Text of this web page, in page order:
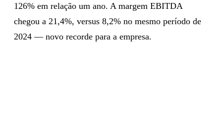
126% em relação um ano. A margem EBITDA
chegou a 21,4%, versus 8,2% no mesmo período de
2024 — novo recorde para a empresa.